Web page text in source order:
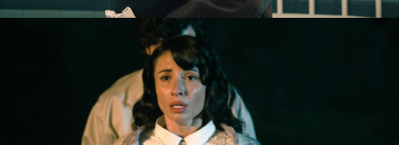
Damián no se podía creer que su hijo mayor haya
sido capaz de cometer semejante crimen... ¡Pero
decide encubrirle!